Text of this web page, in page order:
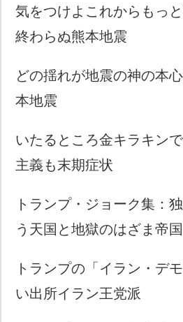
気をつけよこれからもっ
終わらぬ熊本地震
どの揺れが地震の神の本
本地震
いたるところ金キラキン
主義も末期症状
トランプ・ジョーク集：
う天国と地獄のはざま帝
トランプの「イラン・デ
い出所イラン王党派